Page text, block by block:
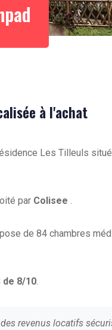
à l'achat
Les Tilleuls
par Colisee .
de 84 chambres
de 8/10.
revenus locatifs